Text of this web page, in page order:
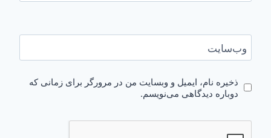
وب‌سایت
ذخیره نام، ایمیل و وبسایت من در مرورگر برای زمانی که
دوباره دیدگاهی می‌نویسم.